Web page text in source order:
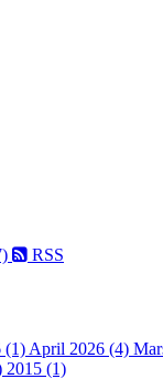
RSS
(1) April 2026 (4)
2015 (1)